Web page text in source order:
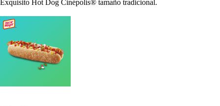
Exquisito Hot Dog Cinépolis® tamaño tradicional.